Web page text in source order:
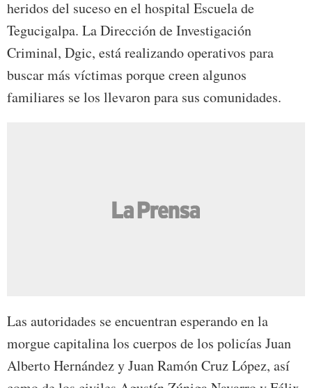
heridos del suceso en el hospital Escuela de
Tegucigalpa. La Dirección de Investigación
Criminal, Dgic, está realizando operativos para
buscar más víctimas porque creen algunos
familiares se los llevaron para sus comunidades.
Las autoridades se encuentran esperando en la
morgue capitalina los cuerpos de los policías Juan
Alberto Hernández y Juan Ramón Cruz López, así